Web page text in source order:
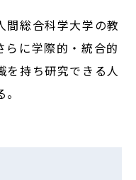
間総合科学大学の教
らに学際的・統合的
を持ち研究できる人